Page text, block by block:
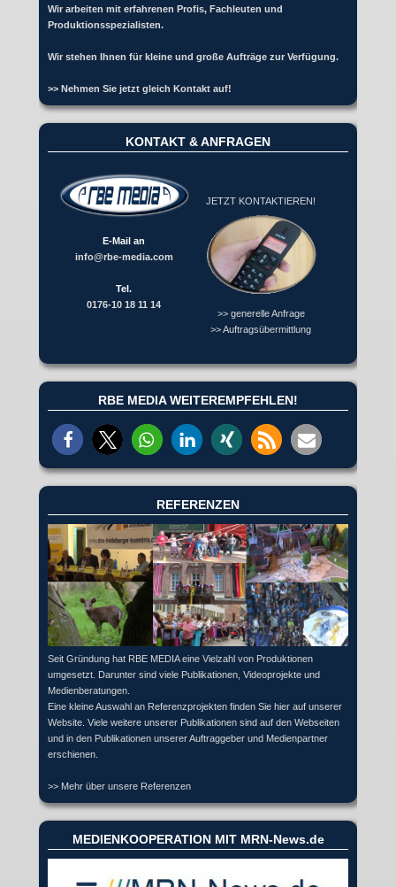
Wir arbeiten mit erfahrenen Profis, Fachleuten und
Produktionsspezialisten.
Wir stehen Ihnen für kleine und große Aufträge zur Verfügung.
>> Nehmen Sie jetzt gleich Kontakt auf!
KONTAKT & ANFRAGEN
E-Mail an
info@rbe-media.com
Tel.
0176-10 18 11 14
JETZT KONTAKTIEREN!
>> generelle Anfrage
>> Auftragsübermittlung
RBE MEDIA WEITEREMPFEHLEN!
REFERENZEN
Seit Gründung hat RBE MEDIA eine Vielzahl von Produktionen
umgesetzt. Darunter sind viele Publikationen, Videoprojekte und
Medienberatungen.
Eine kleine Auswahl an Referenzprojekten finden Sie hier auf unserer
Website. Viele weitere unserer Publikationen sind auf den Webseiten
und in den Publikationen unserer Auftraggeber und Medienpartner
erschienen.
>> Mehr über unsere Referenzen
MEDIENKOOPERATION MIT MRN-News.de